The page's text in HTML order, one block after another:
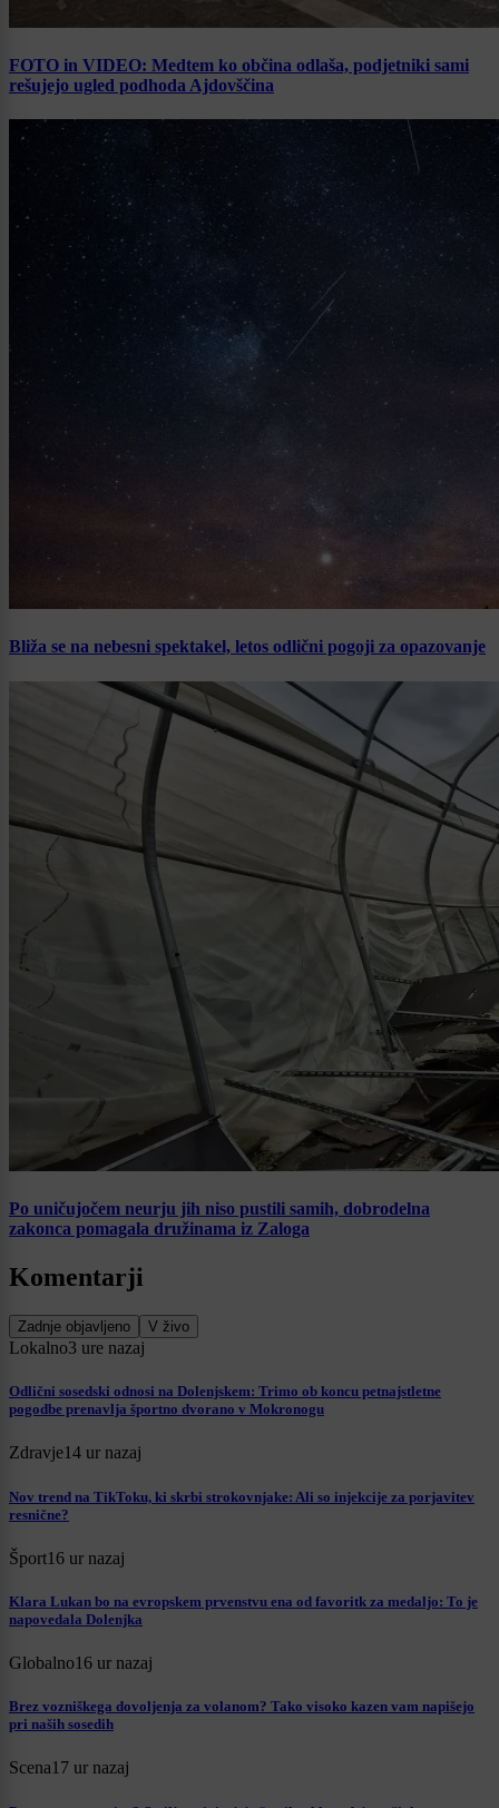
FOTO in VIDEO: Medtem ko občina odlaša, podjetniki sami
rešujejo ugled podhoda Ajdovščina
Bliža se na nebesni spektakel, letos odlični pogoji za opazovanje
Po uničujočem neurju jih niso pustili samih, dobrodelna
zakonca pomagala družinama iz Zaloga
Komentarji
Zadnje objavljeno V živo
Lokalno3 ure nazaj
Odlični sosedski odnosi na Dolenjskem: Trimo ob koncu petnajstletne
pogodbe prenavlja športno dvorano v Mokronogu
Zdravje14 ur nazaj
Nov trend na TikToku, ki skrbi strokovnjake: Ali so injekcije za porjavitev
resnične?
Šport16 ur nazaj
Klara Lukan bo na evropskem prvenstvu ena od favoritk za medaljo: To je
napovedala Dolenjka
Globalno16 ur nazaj
Brez vozniškega dovoljenja za volanom? Tako visoko kazen vam napišejo
pri naših sosedih
Scena17 ur nazaj